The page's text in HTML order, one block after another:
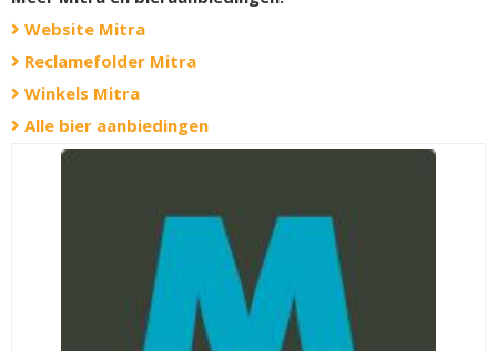
Website Mitra
Reclamefolder Mitra
Winkels Mitra
Alle bier aanbiedingen